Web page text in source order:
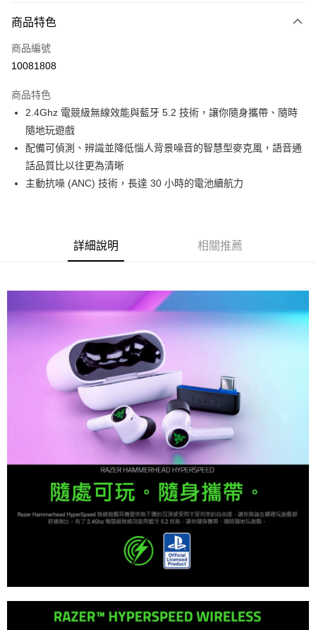
信用卡一次付款
超商取貨付款
Apple Pay
街口支付
悠遊付
Google Pay
每筆NT$60，滿NT$1,290(含以上)免運費
每筆NT$60，滿NT$1,290(含以上)免運費
7-11取貨付款
每筆NT$60，滿NT$1,290(含以上)免運費
每筆NT$60，滿NT$1,290(含以上)免運費
每筆NT$75，滿NT$2,500(含以上)免運費
宅配(1-2天到貨)
每筆NT$200，滿NT$1,790(含以上)免運費
商品特色
商品編號
10081808
商品特色
2.4Ghz 電競級無線效能與藍牙 5.2 技術，讓你隨身攜帶、隨時
隨地玩遊戲
配備可偵測、辨識並降低惱人背景噪音的智慧型麥克風，語音通
話品質比以往更為清晰
主動抗噪 (ANC) 技術，長達 30 小時的電池續航力
詳細說明 相關推薦